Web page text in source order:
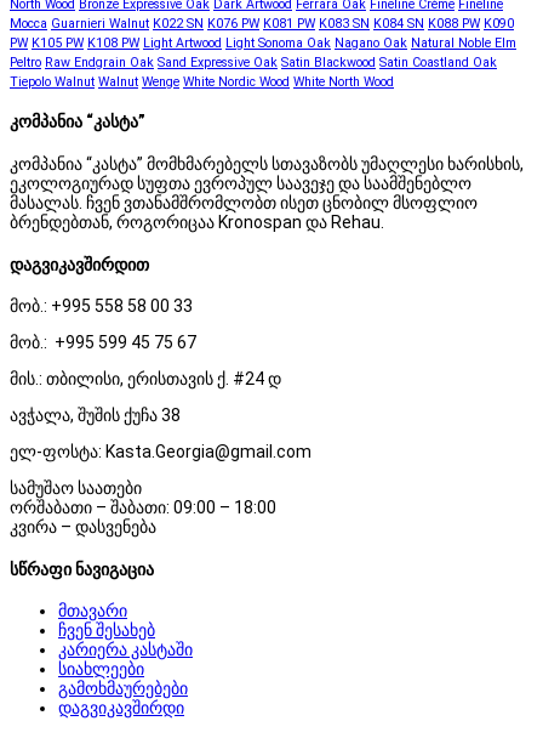
North Wood Bronze Expressive Oak Dark Artwood Ferrara Oak Fineline Crème Fineline
Mocca Guarnieri Walnut K022 SN K076 PW K081 PW K083 SN K084 SN K088 PW K090
PW K105 PW K108 PW Light Artwood Light Sonoma Oak Nagano Oak Natural Noble Elm
Peltro Raw Endgrain Oak Sand Expressive Oak Satin Blackwood Satin Coastland Oak
Tiepolo Walnut Walnut Wenge White Nordic Wood White North Wood
კომპანია “კასტა”
კომპანია “კასტა” მომხმარებელს სთავაზობს უმაღლესი ხარისხის,
ეკოლოგიურად სუფთა ევროპულ საავეჯე და საამშენებლო
მასალას. ჩვენ ვთანამშრომლობთ ისეთ ცნობილ მსოფლიო
ბრენდებთან, როგორიცაა Kronospan და Rehau.
დაგვიკავშირდით
მობ.: +995 558 58 00 33
მობ.: +995 599 45 75 67
მის.: თბილისი, ერისთავის ქ. #24 დ
ავჭალა, შუშის ქუჩა 38
ელ-ფოსტა: Kasta.Georgia@gmail.com
სამუშაო საათები
ორშაბათი – შაბათი: 09:00 – 18:00
კვირა – დასვენება
სწრაფი ნავიგაცია
მთავარი
ჩვენ შესახებ
კარიერა კასტაში
სიახლეები
გამოხმაურებები
დაგვიკავშირდი